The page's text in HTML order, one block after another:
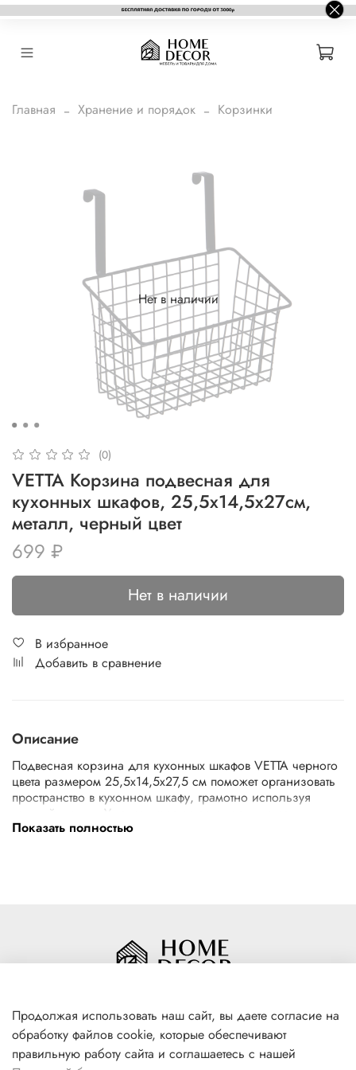
Главная Хранение и порядок Корзинки
Нет в наличии
(0)
VETTA Корзина подвесная для
кухонных шкафов, 25,5х14,5х27см,
металл, черный цвет
699 ₽
Нет в наличии
В избранное
Добавить в сравнение
Описание
Подвесная корзина для кухонных шкафов VETTA черного
цвета размером 25,5х14,5х27,5 см поможет организовать
пространство в кухонном шкафу, грамотно используя
каждый уголок. Устанавливается за считанные секунды
без сверления, надежно фиксируясь на дверце. Корзина
Показать полностью
+7(996) 316 00 81
г. Якутск, ул. Лермонтова 102
Продолжая использовать наш сайт, вы даете согласие на
обработку файлов cookie, которые обеспечивают
правильную работу сайта и соглашаетесь с нашей